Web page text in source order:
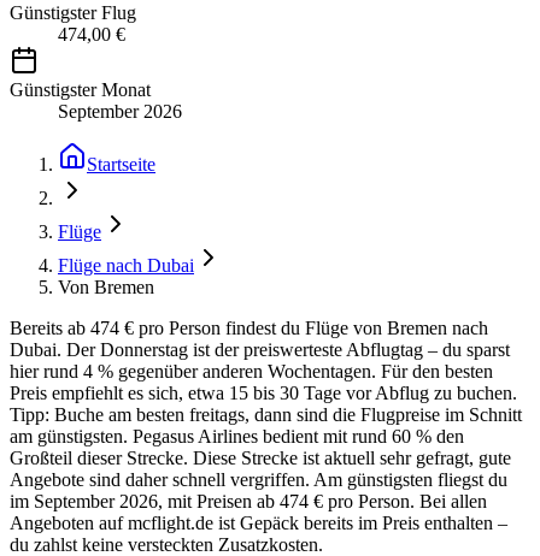
Günstigster Flug
474,00 €
Günstigster Monat
September 2026
Startseite
Flüge
Flüge nach Dubai
Von Bremen
Bereits ab 474 € pro Person findest du Flüge von Bremen nach
Dubai. Der Donnerstag ist der preiswerteste Abflugtag – du sparst
hier rund 4 % gegenüber anderen Wochentagen. Für den besten
Preis empfiehlt es sich, etwa 15 bis 30 Tage vor Abflug zu buchen.
Tipp: Buche am besten freitags, dann sind die Flugpreise im Schnitt
am günstigsten. Pegasus Airlines bedient mit rund 60 % den
Großteil dieser Strecke. Diese Strecke ist aktuell sehr gefragt, gute
Angebote sind daher schnell vergriffen. Am günstigsten fliegst du
im September 2026, mit Preisen ab 474 € pro Person. Bei allen
Angeboten auf mcflight.de ist Gepäck bereits im Preis enthalten –
du zahlst keine versteckten Zusatzkosten.